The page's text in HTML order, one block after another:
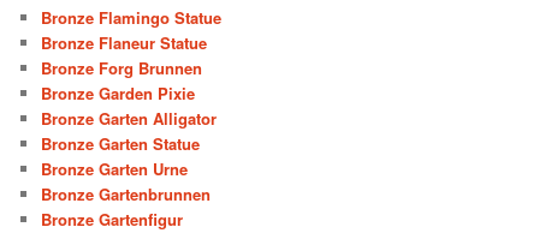
Bronze Flamingo Statue
Bronze Flaneur Statue
Bronze Forg Brunnen
Bronze Garden Pixie
Bronze Garten Alligator
Bronze Garten Statue
Bronze Garten Urne
Bronze Gartenbrunnen
Bronze Gartenfigur